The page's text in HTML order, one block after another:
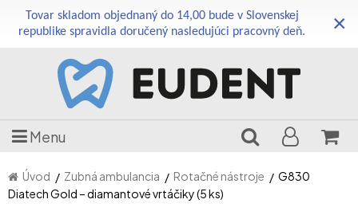
Tovar skladom objednaný do 14,00 bude v Slovenskej
republike spravidla doručený nasledujúci pracovný deň.
×
Menu
Úvod Zubná ambulancia Rotačné nástroje
G830
Diatech Gold – diamantové vrtáčiky (5 ks)